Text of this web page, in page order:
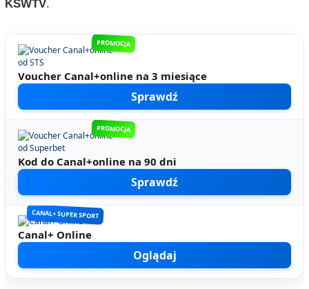
KSWTV.
PROMOCJA
Voucher Canal+online na 3 miesiące
Sprawdź
PROMOCJA
Kod do Canal+online na 90 dni
Sprawdź
CANAL+ SUPER SPORT
Canal+ Online
Oglądaj